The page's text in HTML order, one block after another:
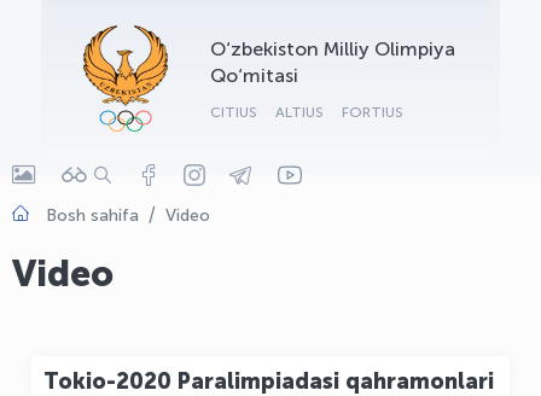
O‘zbekiston Milliy Olimpiya
Qo‘mitasi
CITIUS ALTIUS FORTIUS
Bosh sahifa Video
Video
Tokio-2020 Paralimpiadasi qahramonlari
OLYMPCHIK AI - yordamchi
Onlayn · olympic.uz